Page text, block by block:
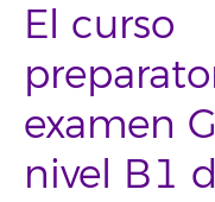
El curso
examen
nivel B1